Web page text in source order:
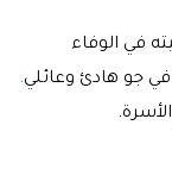
في الوفاء
في جو هادئ وعائلي.